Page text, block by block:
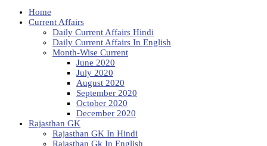
Home
Current Affairs
Daily Current Affairs Hindi
Daily Current Affairs In English
Month-Wise Current
June 2020
July 2020
August 2020
September 2020
October 2020
December 2020
Rajasthan GK
Rajasthan GK In Hindi
Rajasthan Gk In English